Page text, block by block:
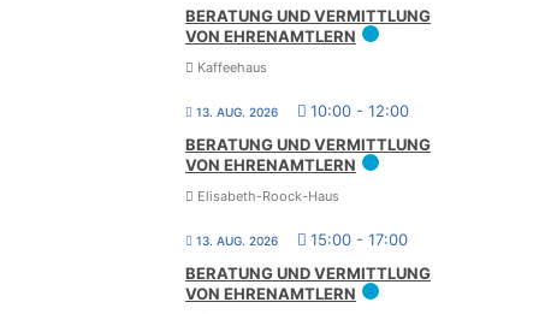
BERA­TUNG UND VER­MITT­LUNG
VON EHRENAMTLERN
Kaffeehaus
13. AUG. 2026 10:00 - 12:00
BERA­TUNG UND VER­MITT­LUNG
VON EHRENAMTLERN
Elisabeth-Roock-Haus
13. AUG. 2026 15:00 - 17:00
BERA­TUNG UND VER­MITT­LUNG
VON EHRENAMTLERN